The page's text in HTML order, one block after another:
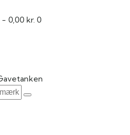
- 0,00 kr. 0